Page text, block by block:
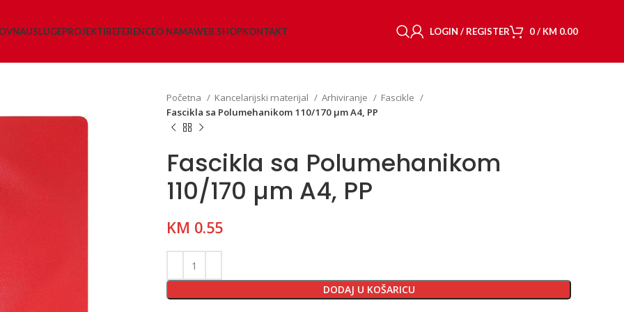
USLUGEPROJEKTIREFERENCEO NAMAWEB SHOPKONTAKT LOGIN / REGISTER 0/ KM 0.00
Početna Kancelarijski materijal Arhiviranje
Fascikle
Fascikla sa Polumehanikom 110/170 µm A4, PP
Fascikla sa Polumehanikom
110/170 µm A4, PP
KM 0.55
DODAJ U KOŠARICU